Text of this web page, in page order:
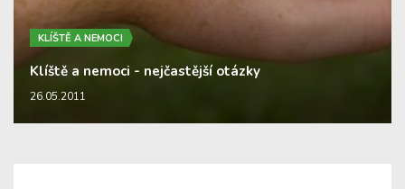
KLÍŠTĚ A NEMOCI
Klíště a nemoci - nejčastější otázky
26.05.2011